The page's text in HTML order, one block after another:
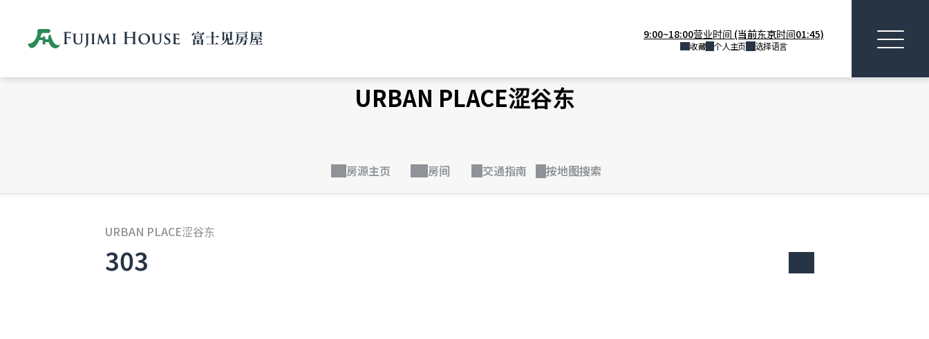
9:00~18:00营业时间 (当前东京时间01:45)
收藏 个人主页 选择语言
房源主页 房间 交通指南 按地图搜索
URBAN PLACE涩谷东
303
URBAN PLACE涩谷东